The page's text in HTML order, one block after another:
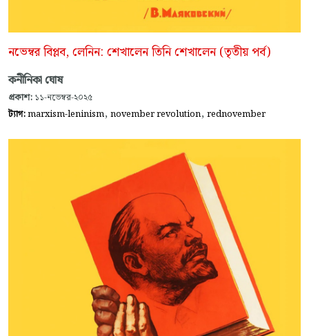
নভেম্বর বিপ্লব, লেনিন: শেখালেন তিনি শেখালেন (তৃতীয় পর্ব)
কনীনিকা ঘোষ
প্রকাশ: ১১-নভেম্বর-২০২৫
ট্যাগ:marxism-leninism, november revolution, rednovember